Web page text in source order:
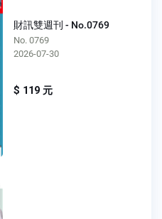
財訊雙週刊 - No.0769
No. 0769
2026-07-30
$ 119 元